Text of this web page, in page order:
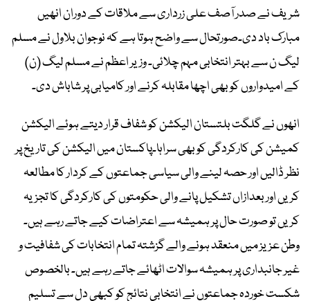
شریف نے صدر آصف علی زرداری سے ملاقات کے دوران انھیں
مبارک باد دی۔صورتحال سے واضح ہوتا ہے کہ نوجوان بلاول نے مسلم
لیگ ن سے بہتر انتخابی مہم چلائی۔ وزیر اعظم نے مسلم لیگ (ن)
کے امیدواروں کو بھی اچھا مقابلہ کرنے اور کامیابی پر شاباش دی۔
انھوں نے گلگت بلتستان الیکشن کو شفاف قرار دیتے ہوئے الیکشن
کمیشن کی کارکردگی کو بھی سراہا۔پاکستان میں الیکشن کی تاریخ پر
نظر ڈالیں اور حصہ لینے والی سیاسی جماعتوں کے کردار کا مطالعہ
کریں اور بعدازاں تشکیل پانے والی حکومتوں کی کارکردگی کا تجزیہ
کریں تو صورت حال پر ہمیشہ سے اعتراضات کیے جاتے رہے ہیں۔
وطن عزیز میں منعقد ہونے والے گزشتہ تمام انتخابات کی شفافیت و
غیر جانبداری پر ہمیشہ سوالات اٹھائے جاتے رہے ہیں۔ بالخصوص
شکست خوردہ جماعتوں نے انتخابی نتائج کو کبھی دل سے تسلیم